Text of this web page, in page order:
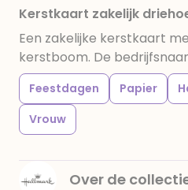
Kerstkaart zakelijk
Een zakelijke kerstkaart
kerstboom. De
Feestdagen Papier
Vrouw
Over de